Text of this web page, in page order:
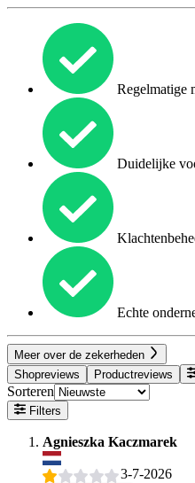
Regelmatige
Duidelijke
Echte
Meer over de zekerheden
Shopreviews
Productreviews
Sorteren
Filters
Agnieszka Kaczmarek
3-7-2026